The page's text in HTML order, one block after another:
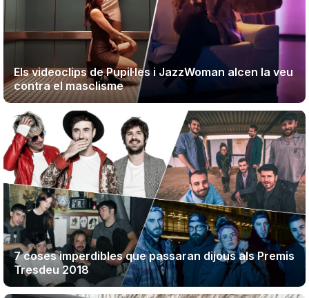
Els videoclips de Pupil·les i JazzWoman alcen la veu
contra el masclisme
7 coses imperdibles que passaran dijous als Premis
Tresdeu 2018